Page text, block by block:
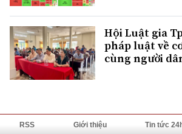
Hội Luật gia
pháp luật về
cùng người
RSS Giới thiệu Tin tức